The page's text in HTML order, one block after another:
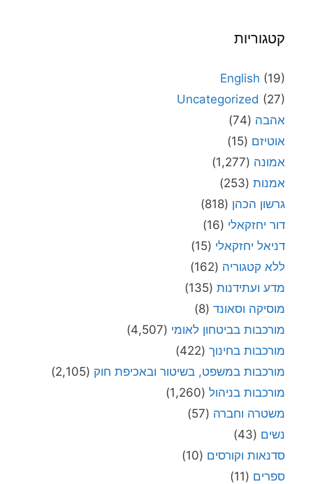
קטגוריות
English (19)
Uncategorized (27)
אהבה (74)
אוטיזם (15)
אמונה (1,277)
אמנות (253)
גרשון הכהן (818)
דור יחזקאלי (16)
דניאל יחזקאלי (15)
ללא קטגוריה (162)
מדע ועתידנות (135)
מוסיקה וסאונד (8)
מורכבות בביטחון לאומי (4,507)
מורכבות בחינוך (422)
מורכבות במשפט, בשיטור ובאכיפת חוק (2,105)
מורכבות בניהול (1,260)
משטרה וחברה (57)
נשים (43)
סדנאות וקורסים (10)
ספרים (11)